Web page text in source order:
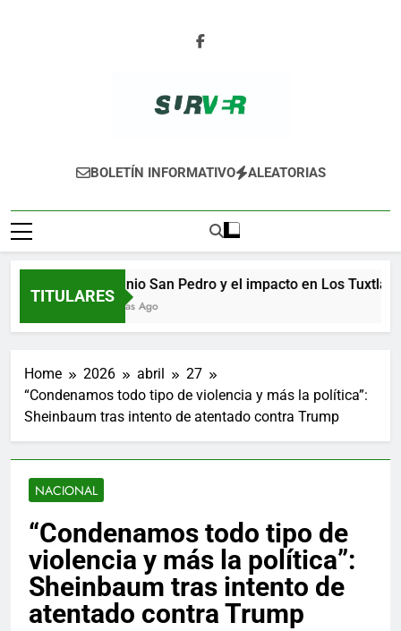
SURVER
BOLETÍN INFORMATIVO ALEATORIAS
TITULARES
Ingenio San Pedro y el impacto en Los Tuxtlas
8 Horas Ago
Home 2026 abril
27
“Condenamos todo tipo de violencia y más la política”:
Sheinbaum tras intento de atentado contra Trump
NACIONAL
“Condenamos todo tipo de
violencia y más la política”:
Sheinbaum tras intento de
atentado contra Trump